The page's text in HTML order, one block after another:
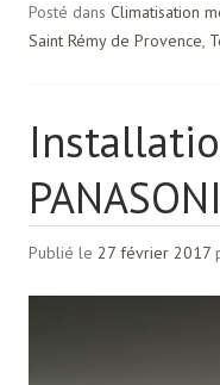
Posté dans Climatisation
Saint Rémy de Provence,
Publié le 27 février 2017